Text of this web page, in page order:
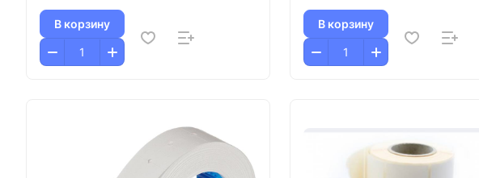
В корзину В корзину